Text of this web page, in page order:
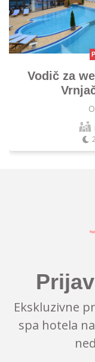
Vodič za
Ekskluzivne
spa hotela